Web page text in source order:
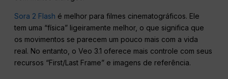
Sora 2 Flash é melhor para filmes cinematográficos. Ele
tem uma “física” ligeiramente melhor, o que significa que
os movimentos se parecem um pouco mais com a vida
real. No entanto, o Veo 3.1 oferece mais controle com seus
recursos “First/Last Frame” e imagens de referência.